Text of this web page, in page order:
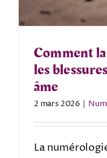
Comment
les
âme
2 mars 2026 |
La